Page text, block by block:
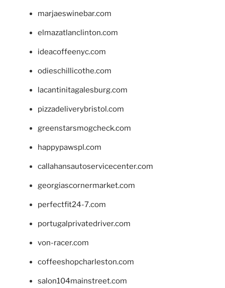
marjaeswinebar.com
elmazatlanclinton.com
ideacoffeenyc.com
odieschillicothe.com
lacantinitagalesburg.com
pizzadeliverybristol.com
greenstarsmogcheck.com
happypawspl.com
callahansautoservicecenter.com
georgiascornermarket.com
perfectfit24-7.com
portugalprivatedriver.com
von-racer.com
coffeeshopcharleston.com
salon104mainstreet.com